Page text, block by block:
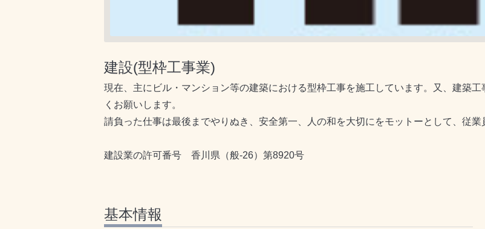
建設(型枠工事業)
現在、主にビル・マンション等の建築における型枠工事を施工しています。又、建築
くお願いします。
請負った仕事は最後までやりぬき、安全第一、人の和を大切にをモットーとして、従業
建設業の許可番号 香川県（般-26）第8920号
基本情報